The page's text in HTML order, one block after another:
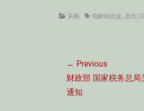
Categories
关税 Tags电解铝合金, 进出口
章
导
航
← Previous
Previous
post:
财政部 国家税务总
通知